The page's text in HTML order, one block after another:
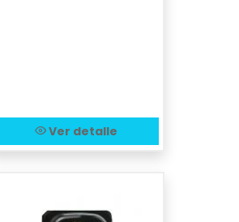
Ver detalle